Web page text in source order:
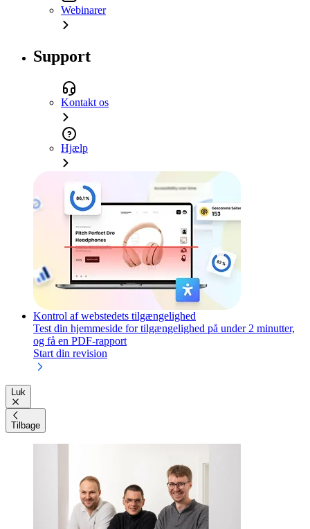
Webinarer
Support
Kontakt os
Hjælp
Kontrol af webstedets tilgængelighed
Test din hjemmeside for tilgængelighed på under 2 minutter,
og få en PDF-rapport
Start din revision
Luk
Tilbage